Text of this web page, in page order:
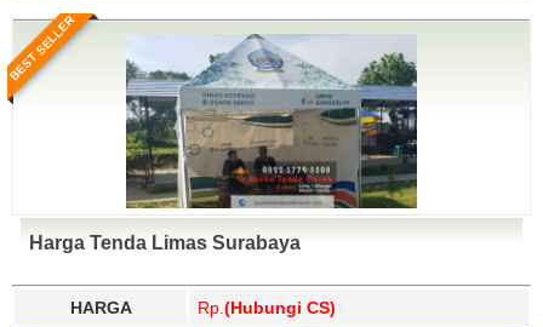
BEST SELLER
Harga Tenda Limas Surabaya
HARGA Rp. (Hubungi CS)